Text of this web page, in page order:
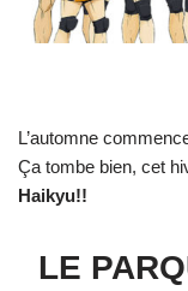
L’automne
Ça tombe bien, cet
Haikyu!!
LE